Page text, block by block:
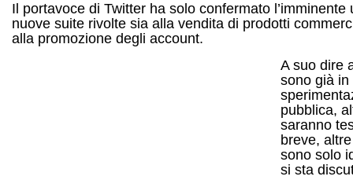
Il portavoce di Twitter ha solo confermato l’imminente
nuove suite rivolte sia alla vendita di prodotti
alla promozione degli account.
A suo dire
sono già in
pubblica,
saranno
breve,
sono solo
si sta